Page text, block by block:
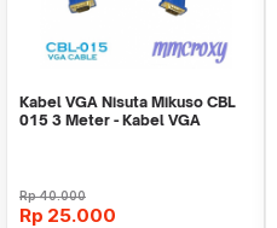
Kabel VGA Nisuta Mikuso CBL
015 3 Meter - Kabel VGA
Rp40.000
Rp 25.000